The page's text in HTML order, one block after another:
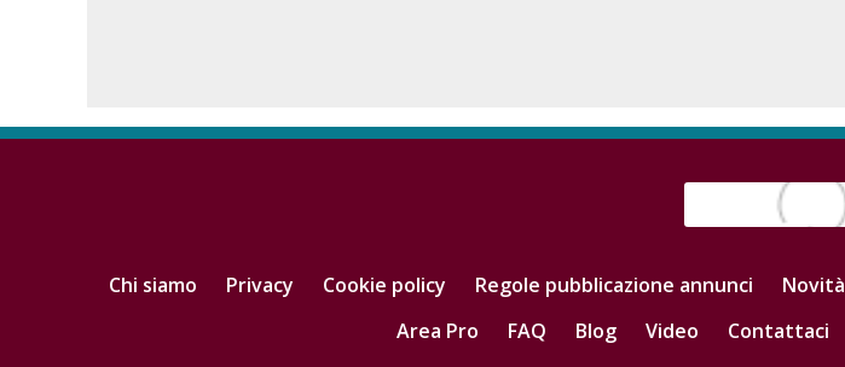
Chi siamo Privacy Cookie policy Regole pubblicazione annunci Novità
Area Pro
FAQ Blog Video Contattaci